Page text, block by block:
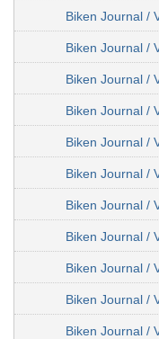
Biken Journal /
Biken Journal /
Biken Journal /
Biken Journal /
Biken Journal /
Biken Journal /
Biken Journal /
Biken Journal /
Biken Journal /
Biken Journal /
Biken Journal /